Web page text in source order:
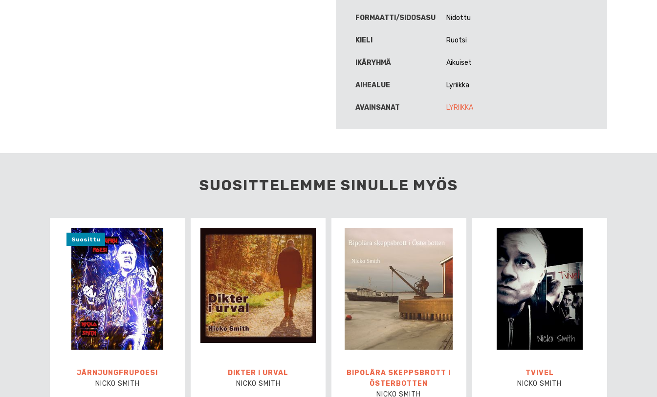
FORMAATTI/SIDOSASU Nidottu
KIELI Ruotsi
IKÄRYHMÄ Aikuiset
AIHEALUE Lyriikka
AVAINSANAT LYRIIKKA
SUOSITTELEMME SINULLE MYÖS
Suosittu
JÄRNJUNGFRUPOESI
NICKO SMITH
DIKTER I URVAL
NICKO SMITH
BIPOLÄRA SKEPPSBROTT I
ÖSTERBOTTEN
NICKO SMITH
TVIVEL
NICKO SMITH